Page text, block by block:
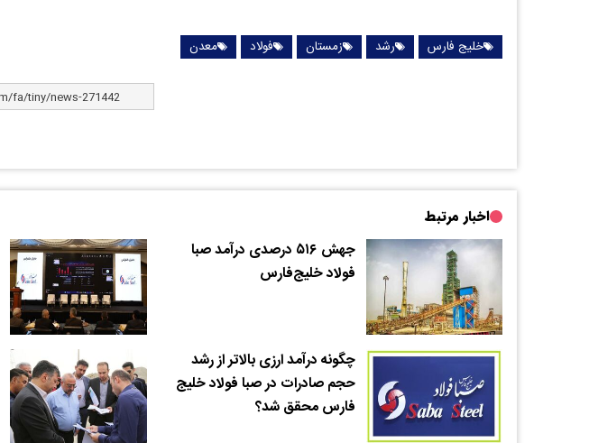
خلیج فارس رشد زمستان فولاد معدن
اخبار مرتبط
جهش ۵۱۶ درصدی درآمد صبا
فولاد خلیج‌فارس
چگونه درآمد ارزی بالاتر از رشد
حجم صادرات در صبا فولاد خلیج
فارس محقق شد؟